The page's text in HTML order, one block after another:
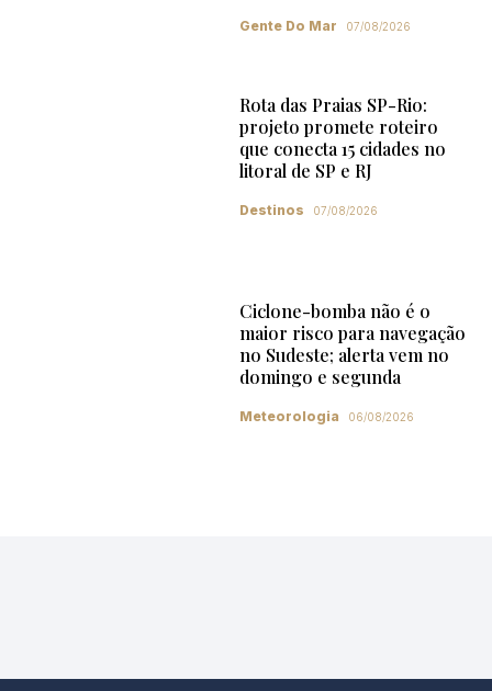
Gente Do Mar 07/08/2026
Rota das Praias SP-Rio:
projeto promete roteiro
que conecta 15 cidades no
litoral de SP e RJ
Destinos 07/08/2026
Ciclone-bomba não é o
maior risco para navegação
no Sudeste; alerta vem no
domingo e segunda
Meteorologia 06/08/2026